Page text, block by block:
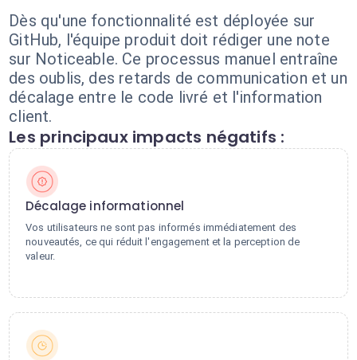
Dès qu'une fonctionnalité est déployée sur
GitHub, l'équipe produit doit rédiger une note
sur Noticeable. Ce processus manuel entraîne
des oublis, des retards de communication et un
décalage entre le code livré et l'information
client.
Les principaux impacts négatifs :
Décalage informationnel
Vos utilisateurs ne sont pas informés immédiatement des
nouveautés, ce qui réduit l'engagement et la perception de
valeur.